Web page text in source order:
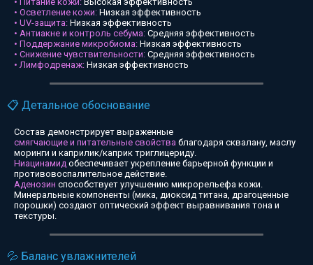
• Осветление кожи: Низкая эффективность
• UV-защита: Низкая эффективность
• Антиакне и контроль себума: Средняя эффективность
• Поддержание микробиома: Низкая эффективность
• Снижение чувствительности: Средняя эффективность
• Лимфодренаж: Низкая эффективность
📋 Детальное обоснование
Состав демонстрирует выраженные
смягчающие и питательные свойства благодаря сквалану, маслу
моринги и каприлик/каприк триглицериду.
Ниацинамид обеспечивает укрепление барьерной функции и
противовоспалительное действие.
Аденозин способствует улучшению микрорельефа кожи.
Минеральные компоненты (мика, диоксид титана, драгоценные
порошки) создают оптический эффект выравнивания тона и
текстуры.
💦 Баланс увлажнителей